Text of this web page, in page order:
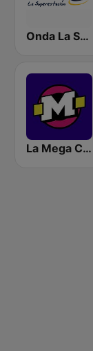
Onda La Superestación
La Mega Cúcuta